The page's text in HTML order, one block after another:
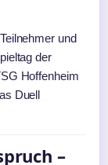
und
der
Hoffenheim
Duell
–